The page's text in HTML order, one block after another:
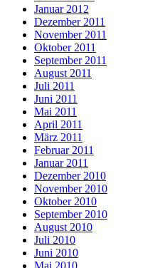
Januar 2012
Dezember 2011
November 2011
Oktober 2011
September 2011
August 2011
Juli 2011
Juni 2011
Mai 2011
April 2011
März 2011
Februar 2011
Januar 2011
Dezember 2010
November 2010
Oktober 2010
September 2010
August 2010
Juli 2010
Juni 2010
Mai 2010